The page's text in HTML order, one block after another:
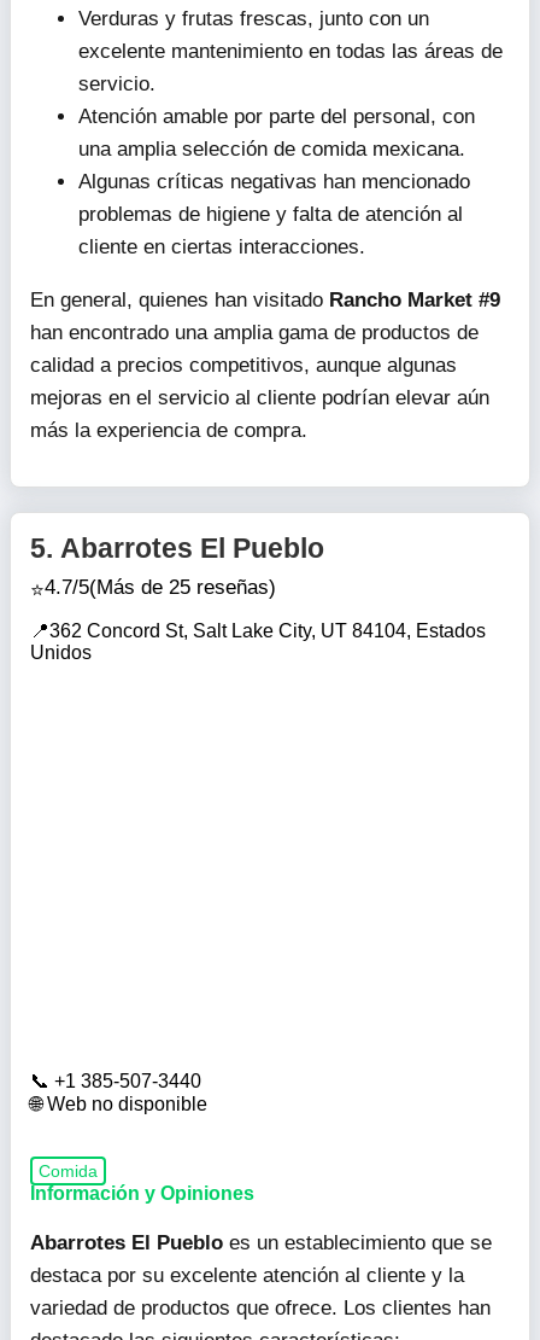
Verduras y frutas frescas, junto con un
excelente mantenimiento en todas las áreas de
servicio.
Atención amable por parte del personal, con
una amplia selección de comida mexicana.
Algunas críticas negativas han mencionado
problemas de higiene y falta de atención al
cliente en ciertas interacciones.
En general, quienes han visitado Rancho Market #9
han encontrado una amplia gama de productos de
calidad a precios competitivos, aunque algunas
mejoras en el servicio al cliente podrían elevar aún
más la experiencia de compra.
+1 385-507-3440
Web no disponible
5. Abarrotes El Pueblo
4.7/5(Más de 25 reseñas)
362 Concord St, Salt Lake City, UT 84104, Estados
Unidos
Comida
Información y Opiniones
Abarrotes El Pueblo es un establecimiento que se
destaca por su excelente atención al cliente y la
variedad de productos que ofrece. Los clientes han